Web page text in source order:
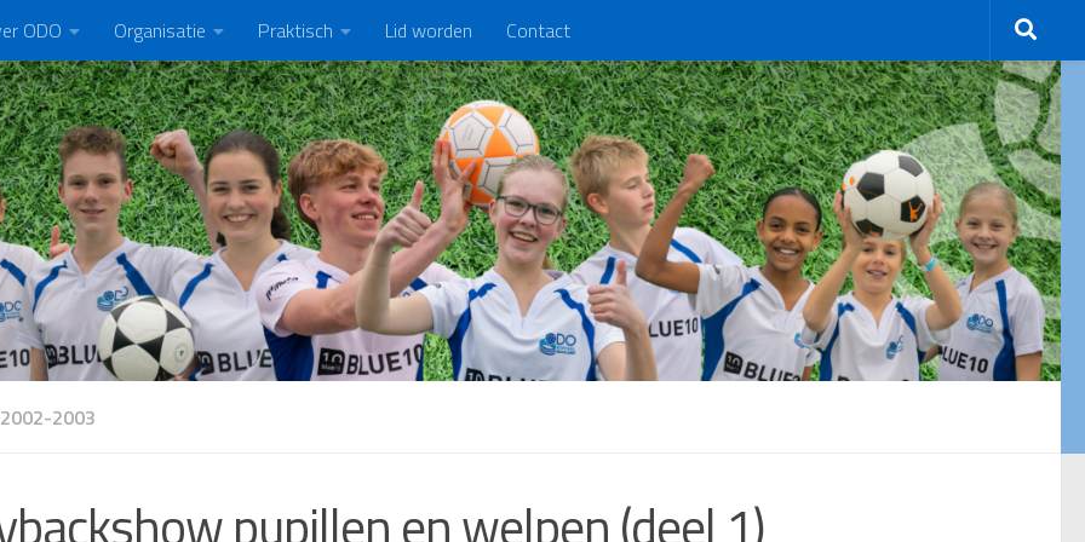
ODO Organisatie Praktisch Lid worden Contact
2003
pupillen en welpen (deel 1)